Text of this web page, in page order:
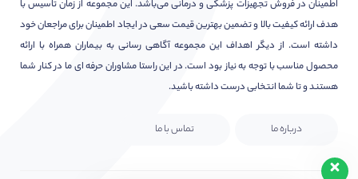
اطمینان در فروش تجهیزات پزشکی و درمانی می‌باشد. این مجموعه از زمان تاسیس با
هدف ارائه کیفیت بالا و تضمین بهترین قیمت سعی در ایجاد اطمینان برای مراجعان خود
داشته است. از دیگر اهداف این مجموعه آگاهی رسانی به بیماران همراه با ارائه
محصول مناسب با توجه به نیاز بود است. در این راستا مشاوران حرفه ای ما در کنار شما
هستند و تا شما انتخابی درست داشته باشید.
درباره ما تماس با ما